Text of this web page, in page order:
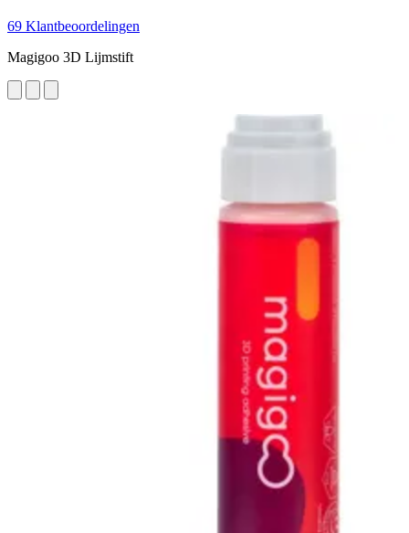
69 Klantbeoordelingen
Magigoo 3D Lijmstift